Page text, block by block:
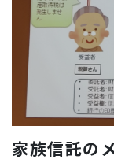
家族信託の